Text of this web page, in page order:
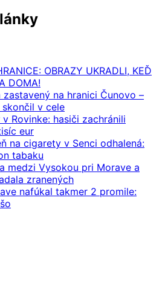
OBRAZY UKRADLI, KEĎ
DOMA!
na hranici Čunovo –
skončil v cele
Rovinke: hasiči zachránili
eur
na cigarety v Senci odhalená:
tabaku
medzi Vysokou pri Morave a
zranených
nafúkal takmer 2 promile: